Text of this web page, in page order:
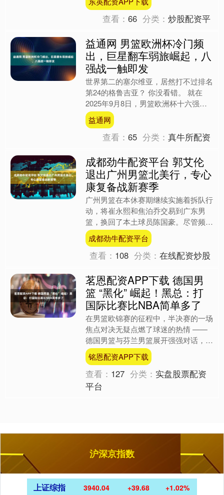
扰，导致他在防守端的节奏被打....
查看：66 分类：炒股配资平
益通网 男篮欧洲杯冷门频
出，巨星翻车弱旅崛起，八
强战一触即发
世界第二的塞尔维亚，居然打不过排名
第24的格鲁吉亚？ 你没看错。 就在
2025年9月8日，男篮欧洲杯十六强战
中，拥有NBA常规赛MVP约基奇的塞
尔维亚队，以86....
益通网
查看：65 分类：真牛所配资
成都劲牛配资平台 郭艾伦
退出广州男篮北美行，专心
康复备战新赛季
广州男篮在本休赛期继续实施着拆队行
动，将崔永熙和焦泊乔交易到广东男
篮，换回了本土球员陈国豪。尽管频繁
交易球星，但广州男篮仍专注于提升关
注度，成功签约CBA网红球....
成都劲牛配资平台
查看： 108 分类：在线配资炒股
茗恩配资APP下载 德国男
篮 “黑化” 崛起！黑总：打
国际比赛比NBA简单多了
在男篮欧锦赛的征程中，半决赛的一场
焦点对决无疑点燃了球迷的热情 ——
德国男篮与芬兰男篮展开强强对话，最
终德国队以 98-86 的比分力克对手，强
势晋级决赛。 ....
铭恩配资APP下载
查看： 127 分类： 实盘股票配资
平台
沪深京指数
上证综指 3940.04 +39.68 +1.02%